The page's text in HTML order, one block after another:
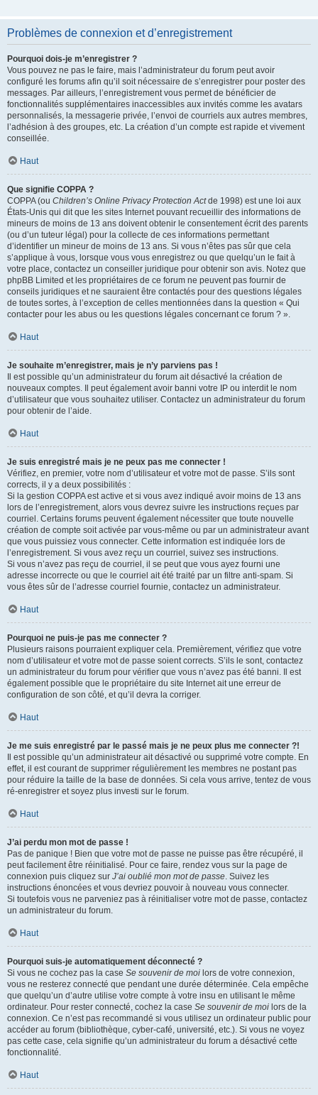
Problèmes de connexion et d’enregistrement
Pourquoi dois-je m’enregistrer ?
Vous pouvez ne pas le faire, mais l’administrateur du forum peut avoir
configuré les forums afin qu’il soit nécessaire de s’enregistrer pour poster des
messages. Par ailleurs, l’enregistrement vous permet de bénéficier de
fonctionnalités supplémentaires inaccessibles aux invités comme les avatars
personnalisés, la messagerie privée, l’envoi de courriels aux autres membres,
l’adhésion à des groupes, etc. La création d’un compte est rapide et vivement
conseillée.
Haut
Que signifie COPPA ?
COPPA (ou Children’s Online Privacy Protection Actde 1998) est une loi aux
États-Unis qui dit que les sites Internet pouvant recueillir des informations de
mineurs de moins de 13 ans doivent obtenir le consentement écrit des parents
(ou d’un tuteur légal) pour la collecte de ces informations permettant
d’identifier un mineur de moins de 13 ans. Si vous n’êtes pas sûr que cela
s’applique à vous, lorsque vous vous enregistrez ou que quelqu’un le fait à
votre place, contactez un conseiller juridique pour obtenir son avis. Notez que
phpBB Limited et les propriétaires de ce forum ne peuvent pas fournir de
conseils juridiques et ne sauraient être contactés pour des questions légales
de toutes sortes, à l’exception de celles mentionnées dans la question « Qui
contacter pour les abus ou les questions légales concernant ce forum ? ».
Haut
Je souhaite m’enregistrer, mais je n’y parviens pas !
Il est possible qu’un administrateur du forum ait désactivé la création de
nouveaux comptes. Il peut également avoir banni votre IP ou interdit le nom
d’utilisateur que vous souhaitez utiliser. Contactez un administrateur du forum
pour obtenir de l’aide.
Haut
Je suis enregistré mais je ne peux pas me connecter !
Vérifiez, en premier, votre nom d’utilisateur et votre mot de passe. S’ils sont
corrects, il y a deux possibilités :
Si la gestion COPPA est active et si vous avez indiqué avoir moins de 13 ans
lors de l’enregistrement, alors vous devrez suivre les instructions reçues par
courriel. Certains forums peuvent également nécessiter que toute nouvelle
création de compte soit activée par vous-même ou par un administrateur avant
que vous puissiez vous connecter. Cette information est indiquée lors de
l’enregistrement. Si vous avez reçu un courriel, suivez ses instructions.
Si vous n’avez pas reçu de courriel, il se peut que vous ayez fourni une
adresse incorrecte ou que le courriel ait été traité par un filtre anti-spam. Si
vous êtes sûr de l’adresse courriel fournie, contactez un administrateur.
Haut
Pourquoi ne puis-je pas me connecter ?
Plusieurs raisons pourraient expliquer cela. Premièrement, vérifiez que votre
nom d’utilisateur et votre mot de passe soient corrects. S’ils le sont, contactez
un administrateur du forum pour vérifier que vous n’avez pas été banni. Il est
également possible que le propriétaire du site Internet ait une erreur de
configuration de son côté, et qu’il devra la corriger.
Haut
Je me suis enregistré par le passé mais je ne peux plus me connecter ?!
Il est possible qu’un administrateur ait désactivé ou supprimé votre compte. En
effet, il est courant de supprimer régulièrement les membres ne postant pas
pour réduire la taille de la base de données. Si cela vous arrive, tentez de vous
ré-enregistrer et soyez plus investi sur le forum.
Haut
J’ai perdu mon mot de passe !
Pas de panique ! Bien que votre mot de passe ne puisse pas être récupéré, il
peut facilement être réinitialisé. Pour ce faire, rendez vous sur la page de
connexion puis cliquez sur J’ai oublié mon mot de passe. Suivez les
instructions énoncées et vous devriez pouvoir à nouveau vous connecter.
Si toutefois vous ne parveniez pas à réinitialiser votre mot de passe, contactez
un administrateur du forum.
Haut
Pourquoi suis-je automatiquement déconnecté ?
Si vous ne cochez pas la case Se souvenir de moi lors de votre connexion,
vous ne resterez connecté que pendant une durée déterminée. Cela empêche
que quelqu’un d’autre utilise votre compte à votre insu en utilisant le même
ordinateur. Pour rester connecté, cochez la case Se souvenir de moi lors de la
connexion. Ce n’est pas recommandé si vous utilisez un ordinateur public pour
accéder au forum (bibliothèque, cyber-café, université, etc.). Si vous ne voyez
pas cette case, cela signifie qu’un administrateur du forum a désactivé cette
fonctionnalité.
Haut